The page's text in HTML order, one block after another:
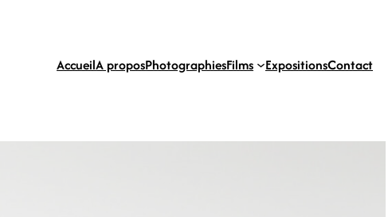
AccueilA proposPhotographiesFilms ExpositionsContact